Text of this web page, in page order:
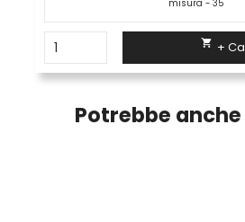
 +
Potrebbe